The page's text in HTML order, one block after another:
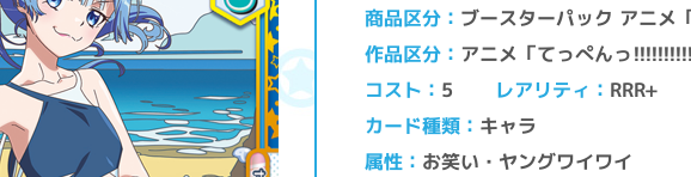
商品区分 ブースターパック アニメ
作品区分 アニメ「てっぺんっ
コスト 5 レアリティ RRR+
カード種類 キャラ
属性 お笑い・ヤングワイワイ